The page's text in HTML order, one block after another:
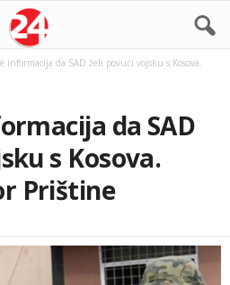
informacija da SAD želi povući vojsku s Kosova.
da SAD
s Kosova.
Prištine